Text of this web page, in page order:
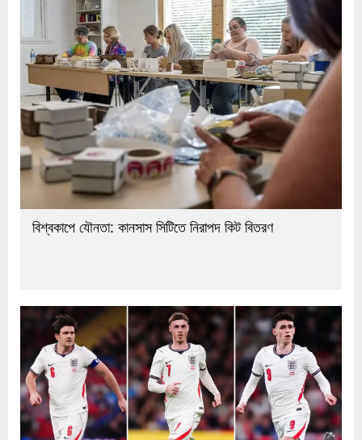
বিশ্বকাপে যৌনতা: কানসাস সিটিতে নিরাপদ কিট বিতরণ